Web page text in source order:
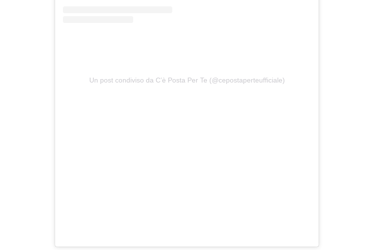
Un post condiviso da C’è Posta Per Te (@cepostaperteufficiale)